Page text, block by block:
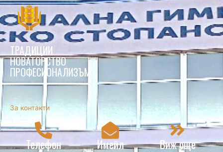
ТРАДИЦИИ
НОВАТОРСТВО
ПРОФЕСИОНАЛИЗЪМ
За контакти
Телефон Имейл Виж още